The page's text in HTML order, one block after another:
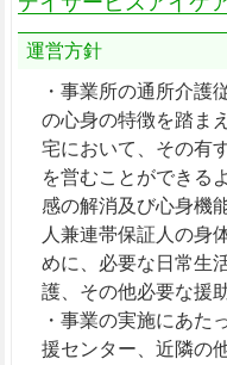
運営方針
・事業所の通所介護
の心身の特徴を踏ま
宅において、その有
を営むことができる
感の解消及び心身機
人兼連帯保証人の身
めに、必要な日常生
護、その他必要な援
・事業の実施にあた
援センター、近隣の